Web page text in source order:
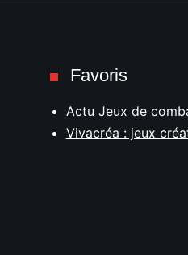
Favoris
Actu Jeux de
Vivacréa : jeux